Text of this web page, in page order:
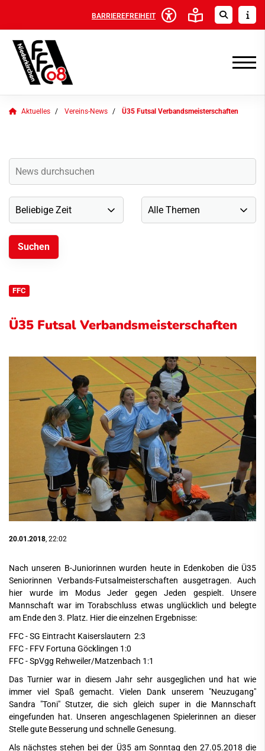
BARRIEREFREIHEIT
Aktuelles Vereins-News Ü35 Futsal Verbandsmeisterschaften
FFC
Ü35 Futsal Verbandsmeisterschaften
20.01.2018, 22:02
Nach unseren B-Juniorinnen wurden heute in Edenkoben die Ü35
Seniorinnen Verbands-Futsalmeisterschaften ausgetragen. Auch
hier wurde im Modus Jeder gegen Jeden gespielt. Unsere
Mannschaft war im Torabschluss etwas unglücklich und belegte
am Ende den 3. Platz. Hier die einzelnen Ergebnisse:
FFC - SG Eintracht Kaiserslautern 2:3
FFC - FFV Fortuna Göcklingen 1:0
FFC - SpVgg Rehweiler/Matzenbach 1:1
Das Turnier war in diesem Jahr sehr ausgeglichen und hat wie
immer viel Spaß gemacht. Vielen Dank unserem "Neuzugang"
Sandra "Toni" Stutzer, die sich gleich super in die Mannschaft
eingefunden hat. Unseren angeschlagenen Spielerinnen an dieser
Stelle gute Besserung und schnelle Genesung.
Als nächstes stehen bei der Ü35 am Sonntag den 27.05.2018 die